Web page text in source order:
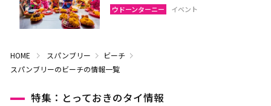
ウドーンターニー イベント
HOME スパンブリー
ビーチ
スパンブリーのビーチの情報一覧
特集：とっておきのタイ情報